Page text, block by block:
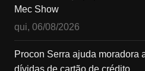
Mec Show
qui, 06/08/2026
Procon Serra ajuda moradora
dívidas de cartão de crédito